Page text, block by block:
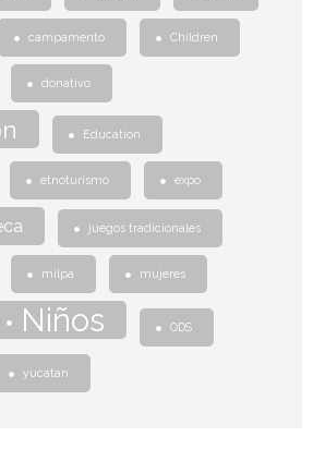
campamento Children
donativo
Education
etnoturismo expo
juegos tradicionales
milpa mujeres
Niños ODS
yucatan